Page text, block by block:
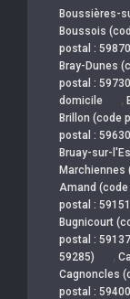
Boussières-
Boussois
postal :
Bray-Dunes
postal :
domicile
,
Brillon (code
postal :
Bruay-sur-
Marchiennes
Amand
postal :
Bugnicourt
postal :
59285)
,
Cagnoncles
postal :